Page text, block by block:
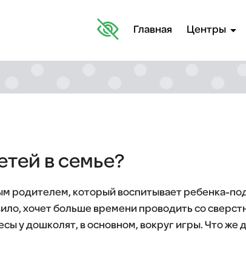
Главная Центры arrow_drop_down
в семье?
родителем, который воспитывает ребенка-
хочет больше времени проводить со
у дошколят, в основном, вокруг игры. Что же